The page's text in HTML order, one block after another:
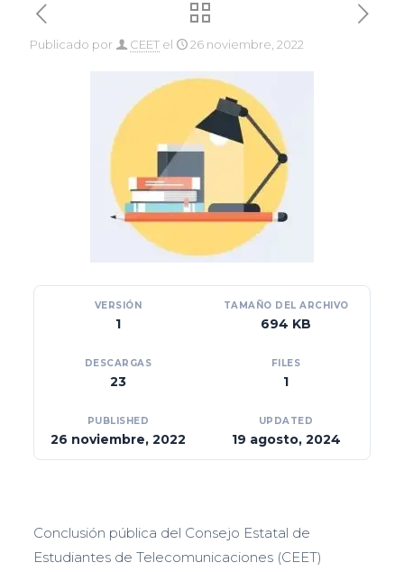
Publicado por CEET el 26 noviembre, 2022
VERSIÓN
1
TAMAÑO DEL ARCHIVO
694 KB
DESCARGAS
23
FILES
1
PUBLISHED
26 noviembre, 2022
UPDATED
19 agosto, 2024
Conclusión pública del Consejo Estatal de
Estudiantes de Telecomunicaciones (CEET)